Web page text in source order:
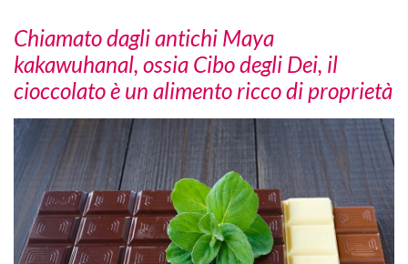
Chiamato dagli antichi Maya
kakawuhanal, ossia Cibo degli Dei, il
cioccolato è un alimento ricco di proprietà